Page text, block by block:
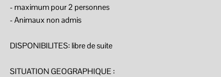
- maximum pour 2 personnes
- Animaux non admis
DISPONIBILITES: libre de suite
SITUATION GEOGRAPHIQUE :